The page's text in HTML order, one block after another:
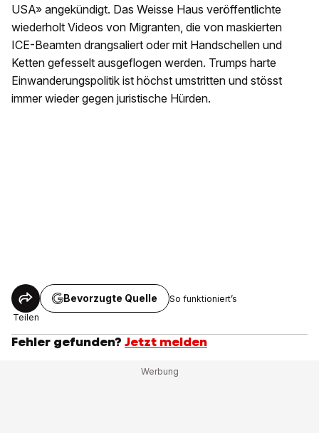
USA» angekündigt. Das Weisse Haus veröffentlichte
wiederholt Videos von Migranten, die von maskierten
ICE-Beamten drangsaliert oder mit Handschellen und
Ketten gefesselt ausgeflogen werden. Trumps harte
Einwanderungspolitik ist höchst umstritten und stösst
immer wieder gegen juristische Hürden.
Teilen
Bevorzugte Quelle So funktioniert’s
Fehler gefunden? Jetzt melden